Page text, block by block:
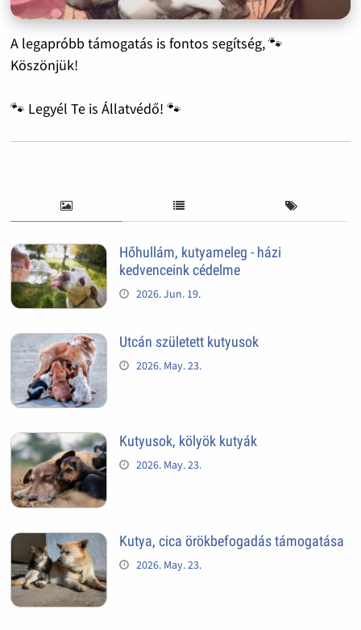
A legapróbb támogatás is fontos segítség, 🐾
Köszönjük!
🐾 Legyél Te is Állatvédő! 🐾
Hőhullám, kutyameleg - házi
kedvenceink cédelme
2026. Jun. 19.
Utcán született kutyusok
2026. May. 23.
Kutyusok, kölyök kutyák
2026. May. 23.
Kutya, cica örökbefogadás támogatása
2026. May. 23.